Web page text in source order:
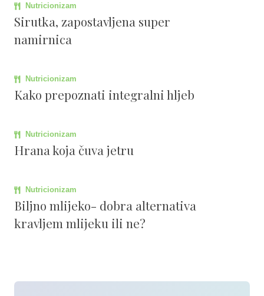
Nutricionizam
Sirutka, zapostavljena super
namirnica
Nutricionizam
Kako prepoznati integralni hljeb
Nutricionizam
Hrana koja čuva jetru
Nutricionizam
Biljno mlijeko- dobra alternativa
kravljem mlijeku ili ne?